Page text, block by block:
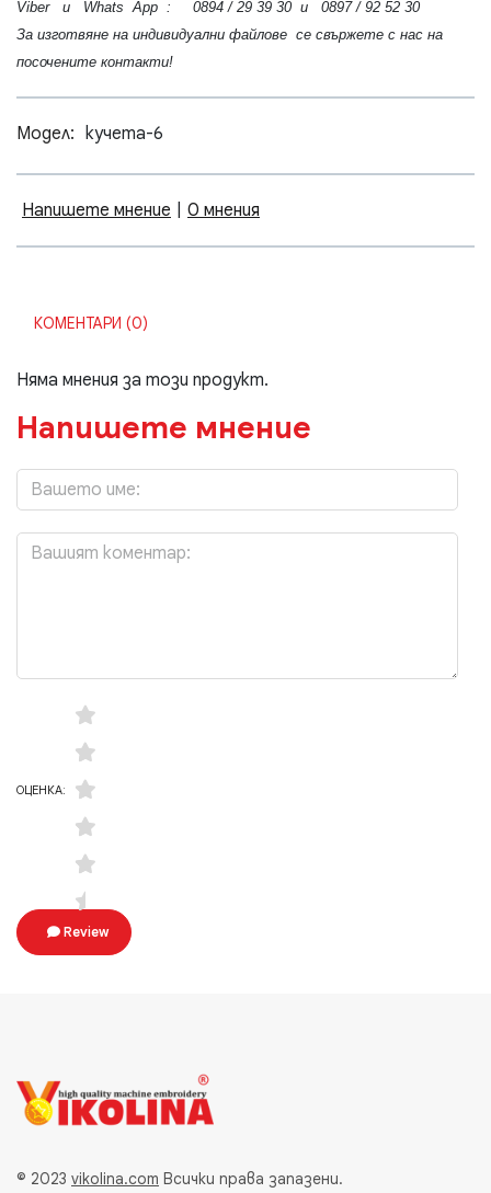
Viber и Whats App : 0894 / 29 39 30 и 0897 / 92 52 30
За изготвяне на индивидуални файлове се свържете с нас на
посочените контакти!
Модел: кучета-6
Напишете мнение 0 мнения
КОМЕНТАРИ (0)
Няма мнения за този продукт.
Напишете мнение
ОЦЕНКА:
Review
© 2023 vikolina.com Всички права запазени.